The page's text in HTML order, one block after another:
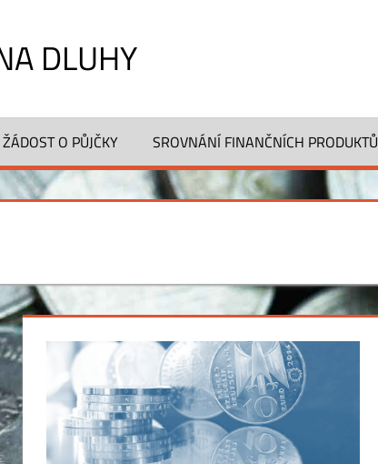
DLUHY
O PŮJČKY SROVNÁNÍ FINANČNÍCH PRODUKTŮ